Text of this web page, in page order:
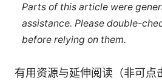
Parts of this article were
assistance. Please double-
before relying on them.
有用资源与延伸阅读（非可点